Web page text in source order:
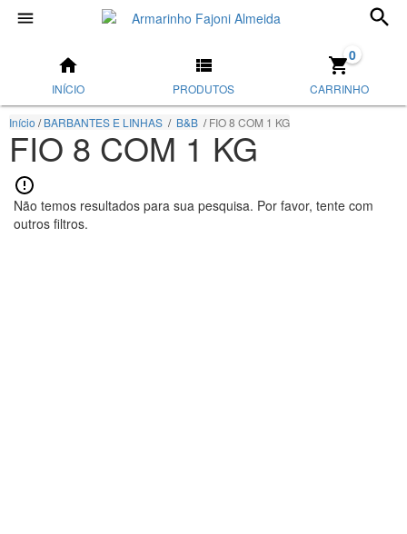
INÍCIO PRODUTOS CARRINHO
0
Início / BARBANTES E LINHAS / B&B / FIO 8 COM 1 KG
FIO 8 COM 1 KG
Não temos resultados para sua pesquisa. Por favor, tente com
outros filtros.